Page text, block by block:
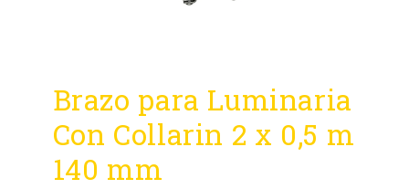
Brazo para Luminaria
Con Collarin 2 x 0,5 m
140 mm